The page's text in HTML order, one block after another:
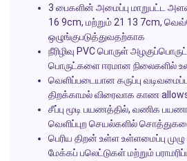
3 பைகளின் அமைப்பு மாறுபட்ட
16 9cm, மற்றும் 21 13 7cm,
ஒழுங்குபடுத்துவதற்காக
நீரிழிவு PVC பொருள்
பொருட்களை ஈரமான நிலைகளில்
வெளிப்படையான கருப்பு
திறக்காமல் விரைவாக காண
சீப்பு மூடி பயணத்தில், வணிக
வெளிப்புற செயல்களில்
பெரிய திறன் உள்ள உள்ளமைப்பு
மேக்கப் பலெட்டுகள் மற்றும்